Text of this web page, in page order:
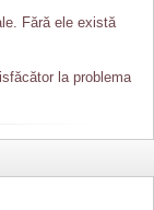
Fără ele există
la problema